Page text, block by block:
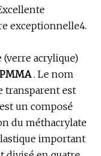
exceptionnelle4.
acrylique)
PMMA. Le nom
transparent est
un composé
du méthacrylate
important